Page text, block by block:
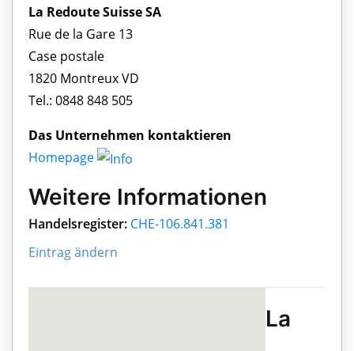
La Redoute Suisse SA
Rue de la Gare 13
Case postale
1820 Montreux VD
Tel.: 0848 848 505
Das Unternehmen kontaktieren
Homepage
Weitere Informationen
Handelsregister: CHE-106.841.381
Eintrag ändern
La